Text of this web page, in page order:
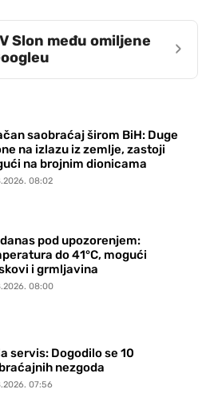
Slon među omiljene
›
saobraćaj širom BiH: Duge
na izlazu iz zemlje, zastoji
na brojnim dionicama
08:02
pod upozorenjem:
do 41°C, mogući
i grmljavina
08:00
servis: Dogodilo se 10
nezgoda
07:56